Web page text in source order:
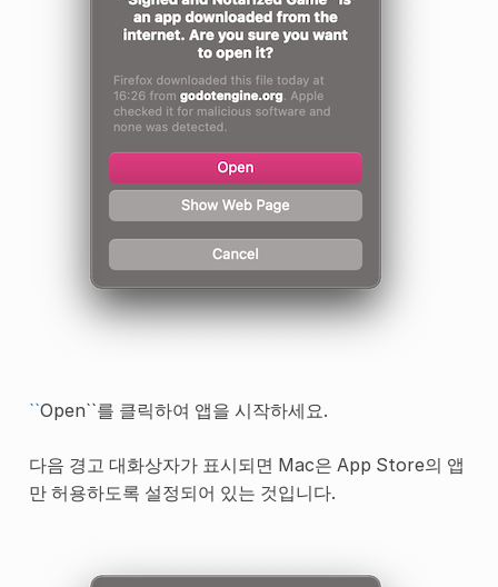
``Open``를 클릭하여 앱을 시작하세요.
다음 경고 대화상자가 표시되면 Mac은 App Store의 앱
만 허용하도록 설정되어 있는 것입니다.